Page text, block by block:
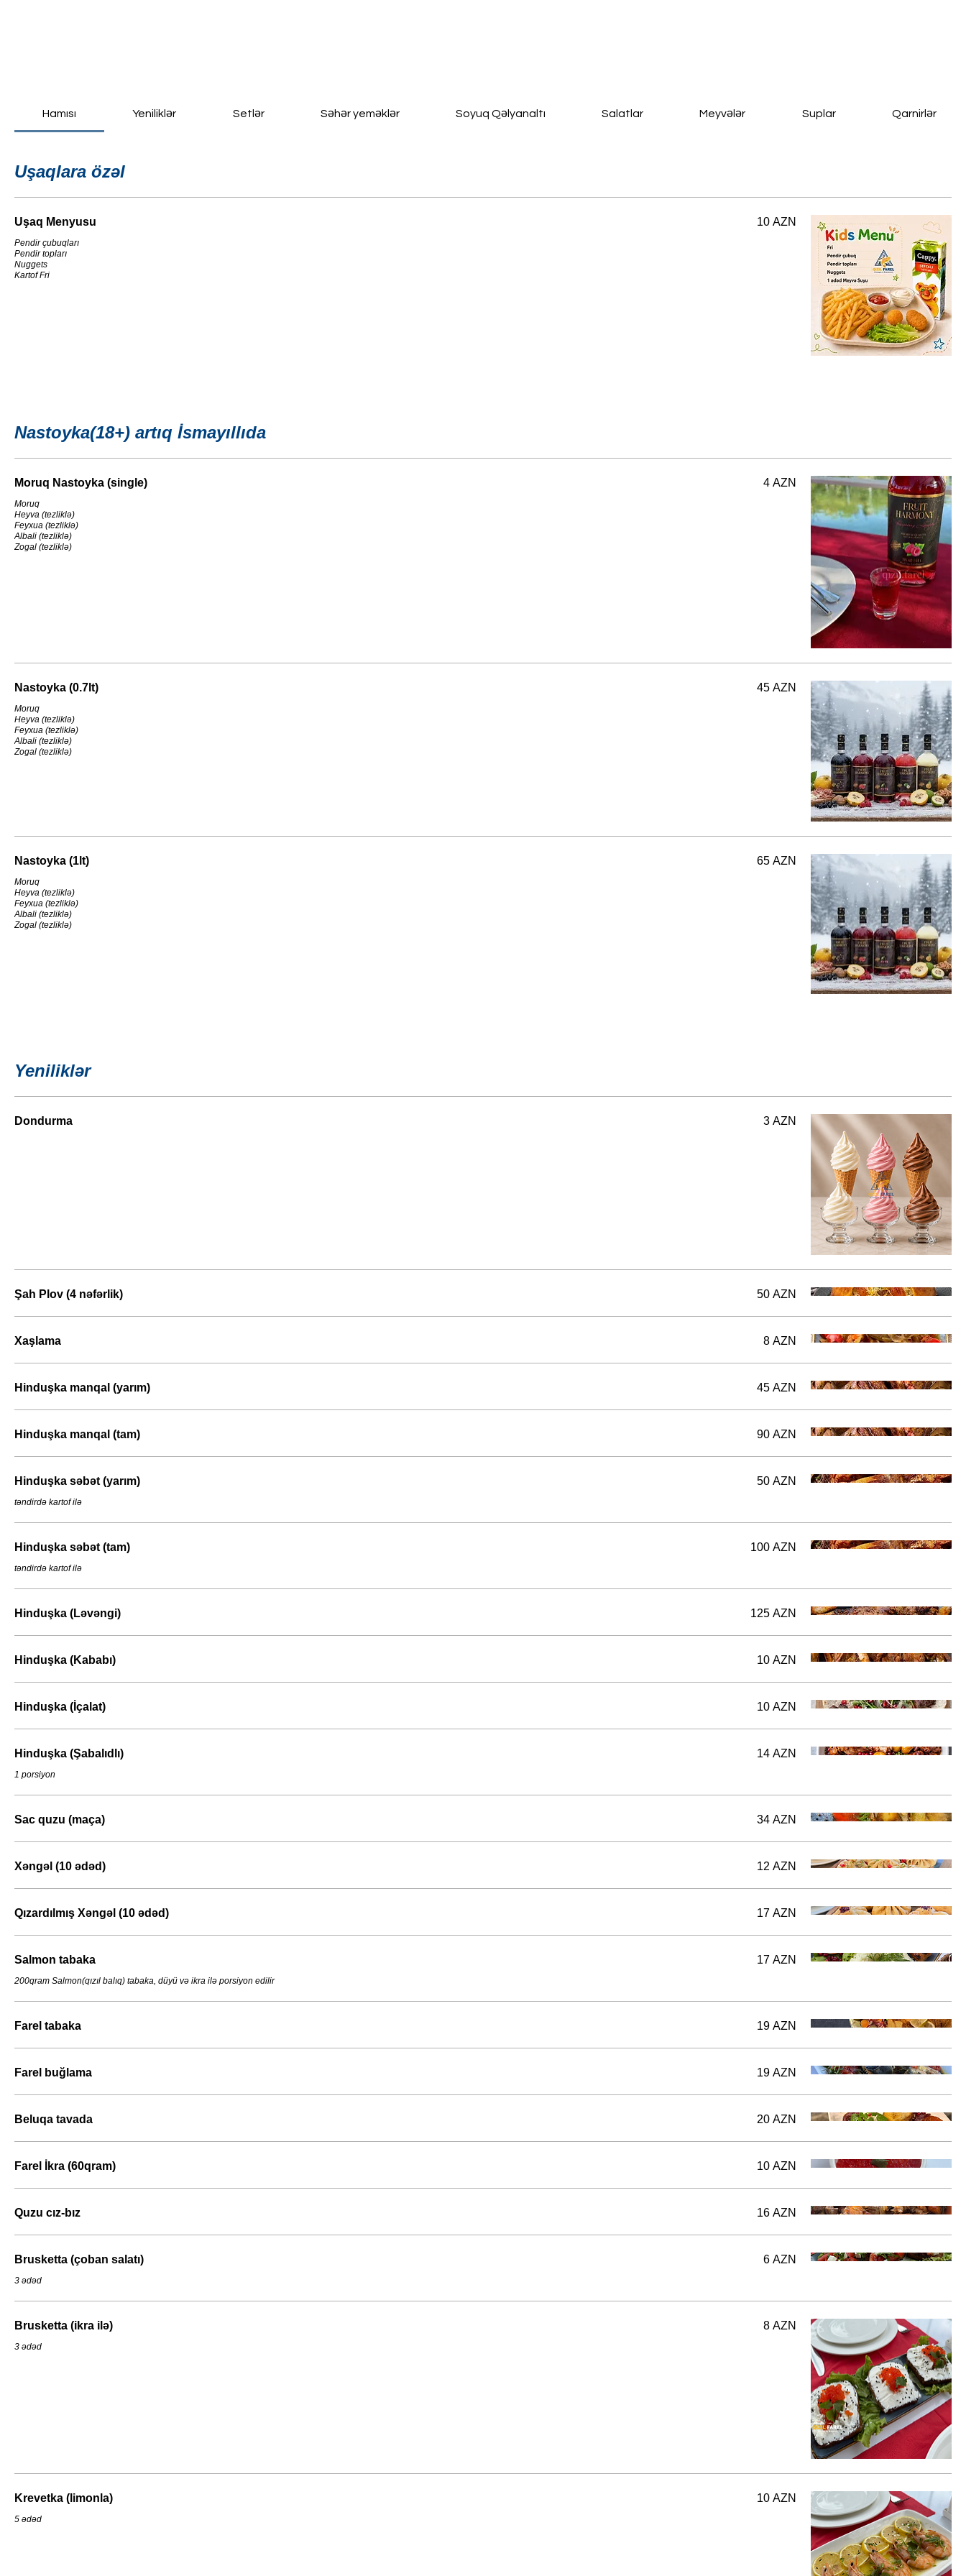
Hamısı Yeniliklər Setlər Səhər yeməklər Soyuq Qəlyanaltı Salatlar Meyvələr Suplar Qarnirlər
Uşaqlara özəl
Uşaq Menyusu
Pendir çubuqları
Pendir topları
Nuggets
Kartof Fri
10 AZN
Nastoyka(18+) artıq İsmayıllıda
Moruq Nastoyka (single)
Moruq
Heyva (tezliklə)
Feyxua (tezliklə)
Albali (tezliklə)
Zogal (tezliklə)
4 AZN
Nastoyka (0.7lt)
Moruq
Heyva (tezliklə)
Feyxua (tezliklə)
Albali (tezliklə)
Zogal (tezliklə)
45 AZN
Nastoyka (1lt)
Moruq
Heyva (tezliklə)
Feyxua (tezliklə)
Albali (tezliklə)
Zogal (tezliklə)
65 AZN
Yeniliklər
Dondurma 3 AZN
Şah Plov (4 nəfərlik) 50 AZN
Xaşlama 8 AZN
Hinduşka manqal (yarım) 45 AZN
Hinduşka manqal (tam) 90 AZN
Hinduşka səbət (yarım)
təndirdə kartof ilə
50 AZN
Hinduşka səbət (tam)
təndirdə kartof ilə
100 AZN
Hinduşka (Ləvəngi) 125 AZN
Hinduşka (Kababı) 10 AZN
Hinduşka (İçalat) 10 AZN
Hinduşka (Şabalıdlı)
1 porsiyon
14 AZN
Sac quzu (maça) 34 AZN
Xəngəl (10 ədəd) 12 AZN
Qızardılmış Xəngəl (10 ədəd) 17 AZN
Salmon tabaka
200qram Salmon(qızıl balıq) tabaka, düyü və ikra ilə porsiyon edilir
17 AZN
Farel tabaka 19 AZN
Farel buğlama 19 AZN
Beluqa tavada 20 AZN
Farel İkra (60qram) 10 AZN
Quzu cız-bız 16 AZN
Brusketta (çoban salatı)
3 ədəd
6 AZN
Brusketta (ikra ilə)
3 ədəd
8 AZN
Krevetka (limonla)
5 ədəd
10 AZN